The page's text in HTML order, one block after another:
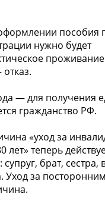
пособия
нужно будет
— для получения
гражданство РФ.
«уход за
теперь
брат, сестра,
Уход за